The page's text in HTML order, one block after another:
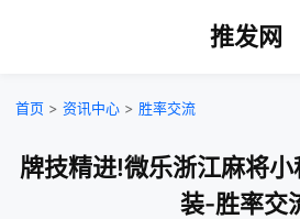
推发网
首页 > 资讯中心 > 胜率交流
牌技精进!微乐浙江麻将
装-胜率交